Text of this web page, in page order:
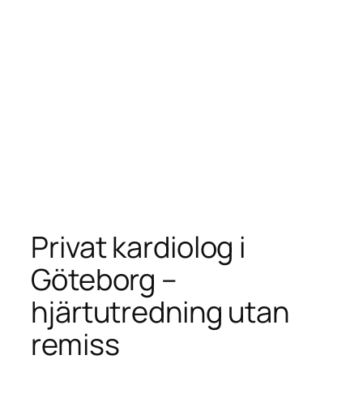
Privat kardiolog i
Göteborg –
hjärtutredning utan
remiss